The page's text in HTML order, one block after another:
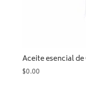
Aceite esencial
$0.00